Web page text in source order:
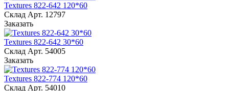
Textures 822-642 120*60
Склад Арт. 12797
Заказать
Textures 822-642 30*60
Склад Арт. 54005
Заказать
Textures 822-774 120*60
Склад Арт. 54010